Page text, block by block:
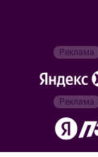
Реклама
Реклама